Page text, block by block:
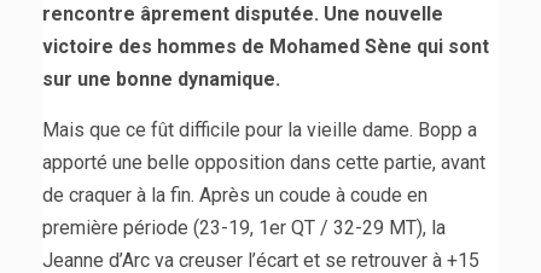
rencontre âprement disputée. Une nouvelle
victoire des hommes de Mohamed Sène qui sont
sur une bonne dynamique.
Mais que ce fût difficile pour la vieille dame. Bopp a
apporté une belle opposition dans cette partie, avant
de craquer à la fin. Après un coude à coude en
première période (23-19, 1er QT / 32-29 MT), la
Jeanne d’Arc va creuser l’écart et se retrouver à +15